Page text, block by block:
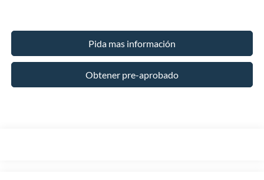
Pida mas información
Obtener pre-aprobado